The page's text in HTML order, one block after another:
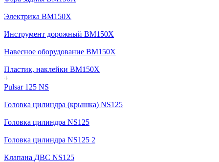
Электрика BM150X
Инструмент дорожный BM150X
Навесное оборудование BM150X
Пластик, наклейки BM150X
+
Pulsar 125 NS
Головка цилиндра (крышка) NS125
Головка цилиндра NS125
Головка цилиндра NS125 2
Клапана ДВС NS125